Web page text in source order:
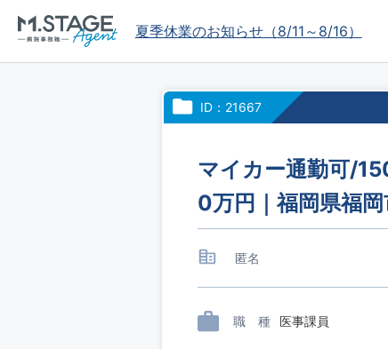
夏季休業のお知らせ（8/11～8/16）
ID：21667
マイカー通勤可/
0万円｜福岡県福
匿名
職 種 医事課員